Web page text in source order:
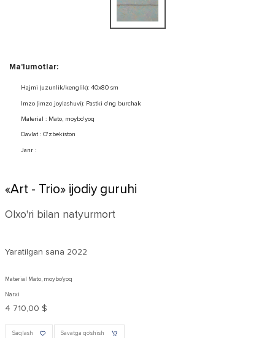
Ma'lumotlar:
Hajmi (uzunlik/kenglik): 40x80 sm
Imzo (imzo joylashuvi): Pastki o'ng burchak
Material : Mato, moybo'yoq
Davlat : O'zbekiston
Janr :
«Art - Trio» ijodiy guruhi
Olxo'ri bilan natyurmort
Yaratilgan sana 2022
Material Mato, moybo'yoq
Narxi
4 710,00 $
Saqlash Savatga qo'shish